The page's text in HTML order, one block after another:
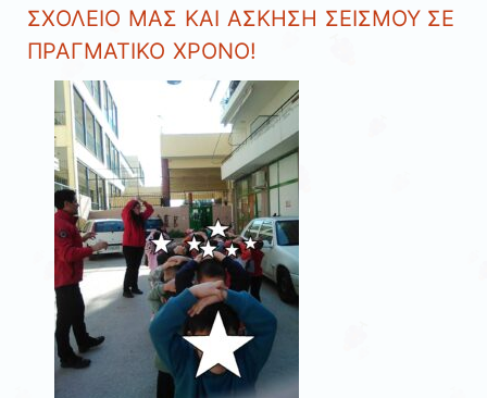
ΣΧΟΛΕΙΟ ΜΑΣ ΚΑΙ ΑΣΚΗΣΗ ΣΕΙΣΜΟΥ ΣΕ
ΠΡΑΓΜΑΤΙΚΟ ΧΡΟΝΟ!